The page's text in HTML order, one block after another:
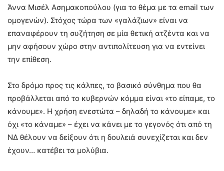
Άννα Μισέλ Ασημακοπούλου (για το θέμα με τα email των
ομογενών). Στόχος τώρα των «γαλάζιων» είναι να
επαναφέρουν τη συζήτηση σε μία θετική ατζέντα και να
μην αφήσουν χώρο στην αντιπολίτευση για να εντείνει
την επίθεση.
Στο δρόμο προς τις κάλπες, το βασικό σύνθημα που θα
προβάλλεται από το κυβερνών κόμμα είναι «το είπαμε, το
κάνουμε». Η χρήση ενεστώτα – δηλαδή το κάνουμε» και
όχι «το κάναμε» – έχει να κάνει με το γεγονός ότι από τη
ΝΔ θέλουν να δείξουν ότι η δουλειά συνεχίζεται και δεν
έχουν… κατέβει τα μολύβια.